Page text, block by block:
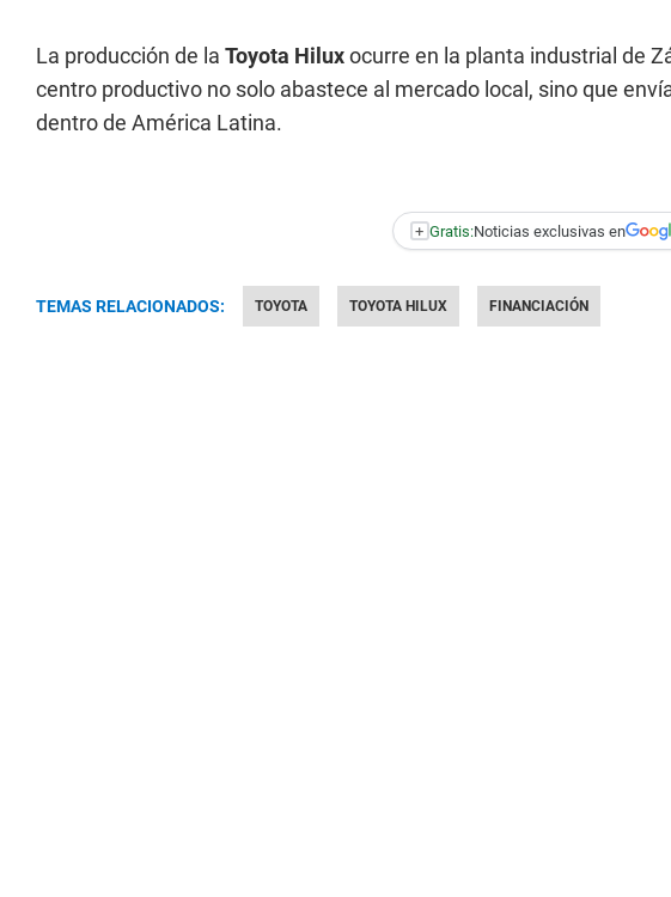
La producción de la Toyota Hiluxocurre en la planta industrial de
centro productivo no solo abastece al mercado local, sino que
dentro de América Latina.
+ Gratis:Noticias exclusivas en
TEMAS RELACIONADOS: TOYOTA TOYOTA HILUX FINANCIACIÓN